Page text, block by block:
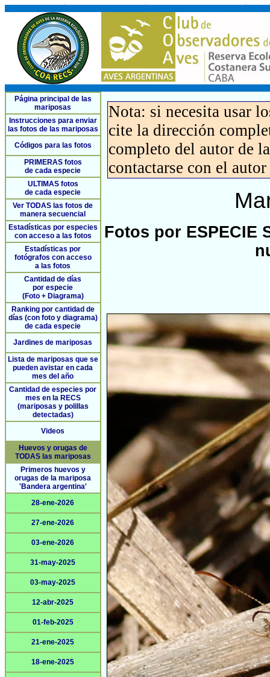
Página principal de las
mariposas
Instrucciones para enviar
las fotos de las mariposas
Códigos para las fotos
PRIMERAS fotos
de cada especie
ULTIMAS fotos
de cada especie
Ver TODAS las fotos de
manera secuencial
Estadísticas por especies
con acceso a las fotos
Estadísticas por
fotógrafos con acceso
a las fotos
Cantidad de días
por especie
(Foto + Diagrama)
Ranking por cantidad de
días (con foto y diagrama)
de cada especie
Jardines de mariposas
Lista de mariposas que se
pueden avistar en cada
mes del año
Cantidad de especies por
mes en la RECS
(mariposas y polillas
detectadas)
Videos
Huevos y orugas de
TODAS las mariposas
Primeros huevos y
orugas de la mariposa
'Bandera argentina'
28-ene-2026
27-ene-2026
03-ene-2026
31-may-2025
03-may-2025
12-abr-2025
01-feb-2025
21-ene-2025
18-ene-2025
Nota: si necesita usar
cite la dirección
completo del autor de
contactarse con el
Fotos por ESPECIE